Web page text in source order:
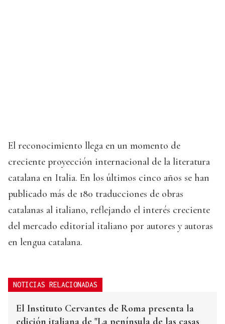
El reconocimiento llega en un momento de
creciente proyección internacional de la literatura
catalana en Italia. En los últimos cinco años se han
publicado más de 180 traducciones de obras
catalanas al italiano, reflejando el interés creciente
del mercado editorial italiano por autores y autoras
en lengua catalana.
NOTICIAS RELACIONADAS
El Instituto Cervantes de Roma presenta la